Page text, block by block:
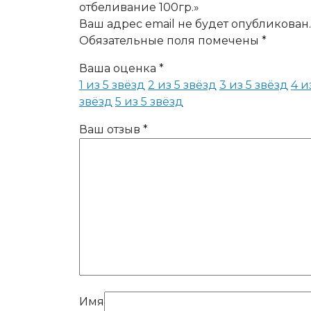
отбеливание 100гр.»
Ваш адрес email не будет опубликован.
Обязательные поля помечены *
Ваша оценка *
1 из 5 звёзд 2 из 5 звёзд 3 из 5 звёзд 4
звёзд 5 из 5 звёзд
Ваш отзыв *
Имя